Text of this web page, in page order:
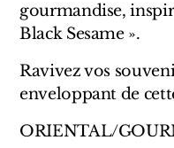
gourmandise,
Black Sesame ».
Ravivez vos
enveloppant de
ORIENTAL/
Eau D'Italie
Santa Maria Novella
Profumum Roma